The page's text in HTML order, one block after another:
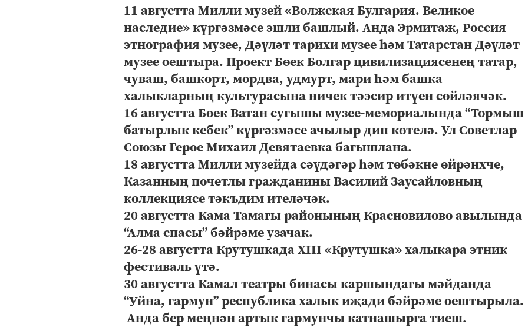
11 августта Милли музей «Волжская Булгария. Великое
наследие» күргәзмәсе эшли башлый. Анда Эрмитаж, Россия
этнография музее, Дәүләт тарихи музее һәм Татарстан Дәүләт
музее оештыра. Проект Бөек Болгар цивилизациясенең татар,
чуваш, башкорт, мордва, удмурт, мари һәм башка
халыкларның культурасына ничек тәэсир итүен сөйләячәк.
16 августта Бөек Ватан сугышы музее-мемориалында “Тормыш
батырлык кебек” күргәзмәсе ачылыр дип көтелә. Ул Советлар
Союзы Герое Михаил Девятаевка багышлана.
18 августта Милли музейда сәүдәгәр һәм төбәкне өйрәнхче,
Казанның почетлы гражданины Василий Заусайловның
коллекциясе тәкъдим ителәчәк.
20 августта Кама Тамагы районының Красновилово авылында
“Алма спасы” бәйрәме узачак.
26-28 августта Крутушкада XIII «Крутушка» халыкара этник
фестиваль үтә.
30 августта Камал театры бинасы каршындагы мәйданда
“Уйна, гармун” республика халык иҗади бәйрәме оештырыла.
Анда бер меңнән артык гармунчы катнашырга тиеш.